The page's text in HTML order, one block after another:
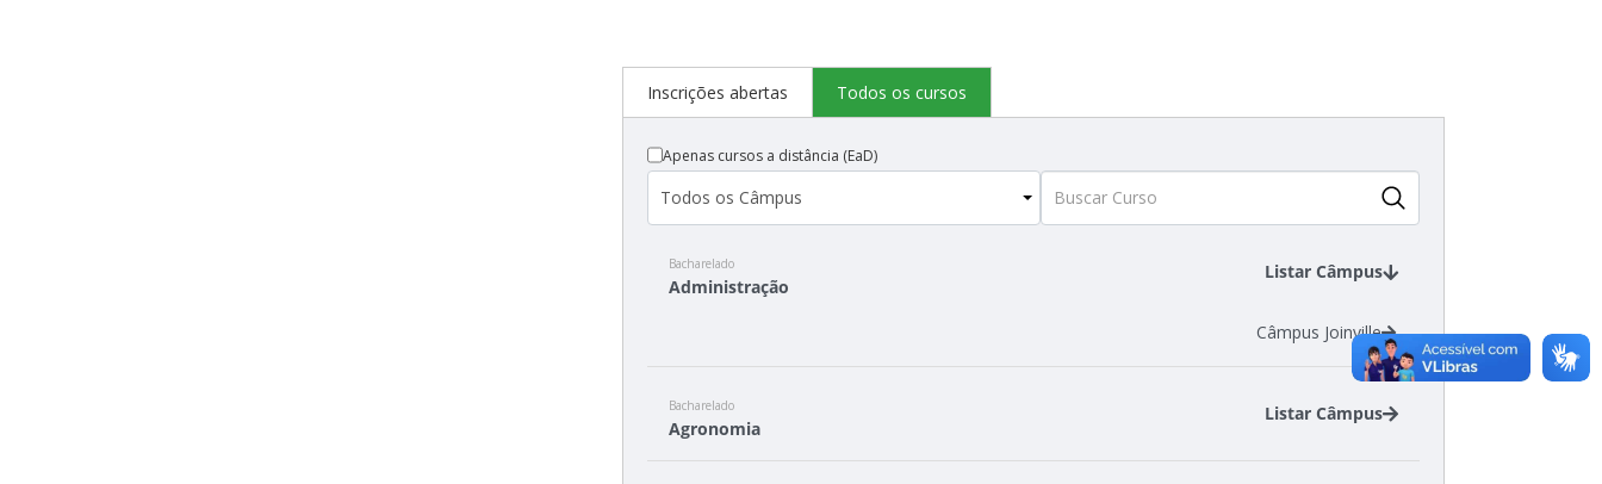
Inscrições abertas Todos os cursos
Apenas cursos a distância (EaD)
Bacharelado
Administração
Listar Câmpus
Câmpus Joinville
Bacharelado
Agronomia
Listar Câmpus